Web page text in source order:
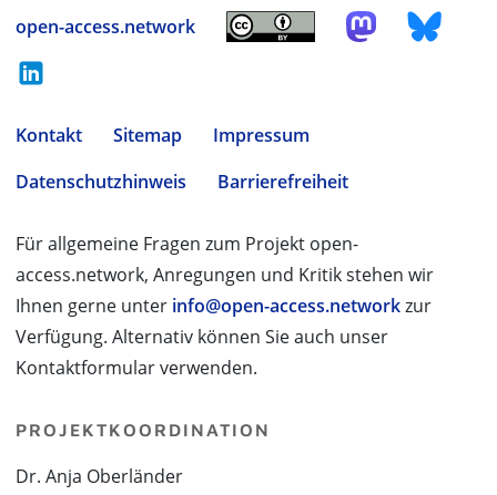
open-access.network
Kontakt Sitemap
Impressum
Datenschutzhinweis
Barrierefreiheit
Für allgemeine Fragen zum Projekt open-
access.network, Anregungen und Kritik stehen wir
Ihnen gerne unter info@open-access.networkzur
Verfügung. Alternativ können Sie auch unser
Kontaktformular verwenden.
PROJEKTKOORDINATION
Dr. Anja Oberländer